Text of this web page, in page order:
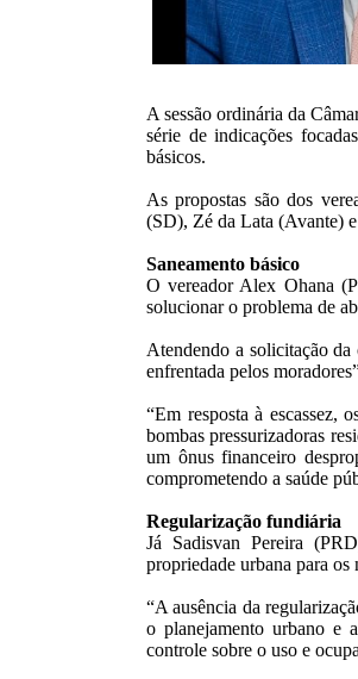
A sessão ordinária da
série de indicações
básicos.
As propostas são dos
(SD), Zé da Lata (Avante)
Saneamento básico
O vereador Alex Ohana
solucionar o problema de
Atendendo a solicitação
enfrentada pelos
“Em resposta à escassez,
bombas pressurizadoras
um ônus financeiro
comprometendo a saúde
Regularização fundiária
Já Sadisvan Pereira
propriedade urbana para
“A ausência da
o planejamento urbano e
controle sobre o uso e